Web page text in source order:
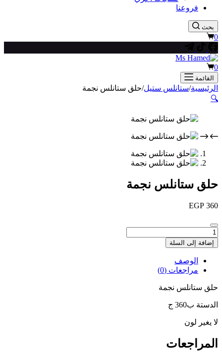
فروعنا
بحث
عربة
0
عربة
التسوق
0
القائمة
الرئيسية/ستانلس ستيل/حلق ستانلس نجمة
🔍
حلق ستانلس نجمة
EGP 360
كمية
حلق
ستانلس
نجمة
إضافة إلى السلة
الوصف
مراجعات (0)
حلق ستانلس نجمة
الدستة ب360 ج
لا يغير لون
المراجعات